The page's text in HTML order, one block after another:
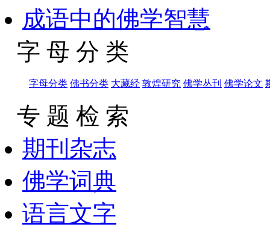
成语中的佛学智慧
字 母 分 类
字母分类 佛书分类 大藏经 敦煌研究 佛学丛刊 佛学论文
专 题 检 索
期刊杂志
佛学词典
语言文字